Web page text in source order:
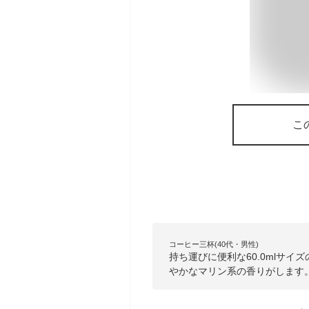
こ
コーヒー三杯(40代・男性)
持ち運びに便利な60.0mlサイ
やかなマリン系の香りがします